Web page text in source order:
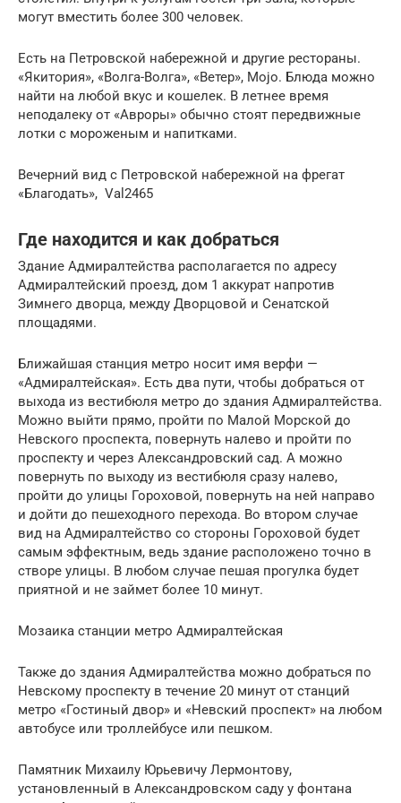
могут вместить более 300 человек.
Есть на Петровской набережной и другие рестораны.
«Якитория», «Волга-Волга», «Ветер», Mojo. Блюда можно
найти на любой вкус и кошелек. В летнее время
неподалеку от «Авроры» обычно стоят передвижные
лотки с мороженым и напитками.
Вечерний вид с Петровской набережной на фрегат
«Благодать», Val2465
Где находится и как добраться
Здание Адмиралтейства располагается по адресу
Адмиралтейский проезд, дом 1 аккурат напротив
Зимнего дворца, между Дворцовой и Сенатской
площадями.
Ближайшая станция метро носит имя верфи —
«Адмиралтейская». Есть два пути, чтобы добраться от
выхода из вестибюля метро до здания Адмиралтейства.
Можно выйти прямо, пройти по Малой Морской до
Невского проспекта, повернуть налево и пройти по
проспекту и через Александровский сад. А можно
повернуть по выходу из вестибюля сразу налево,
пройти до улицы Гороховой, повернуть на ней направо
и дойти до пешеходного перехода. Во втором случае
вид на Адмиралтейство со стороны Гороховой будет
самым эффектным, ведь здание расположено точно в
створе улицы. В любом случае пешая прогулка будет
приятной и не займет более 10 минут.
Мозаика станции метро Адмиралтейская
Также до здания Адмиралтейства можно добраться по
Невскому проспекту в течение 20 минут от станций
метро «Гостиный двор» и «Невский проспект» на любом
автобусе или троллейбусе или пешком.
Памятник Михаилу Юрьевичу Лермонтову,
установленный в Александровском саду у фонтана